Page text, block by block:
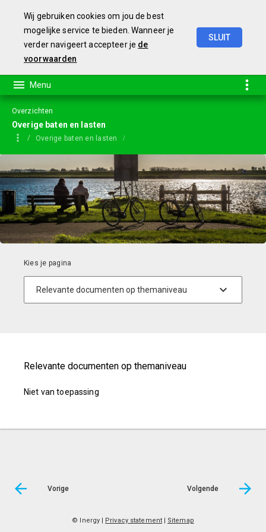
Wij gebruiken cookies om jou de best
mogelijke service te bieden. Wanneer je
verder navigeert accepteer je de
voorwaarden
SLUIT
Overzichten
Overige baten en lasten
Overige baten en lasten
Relevante documenten op themaniveau
Relevante documenten op themaniveau
Niet van toepassing
Vorige Volgende
© Inergy Privacy statement| Sitemap